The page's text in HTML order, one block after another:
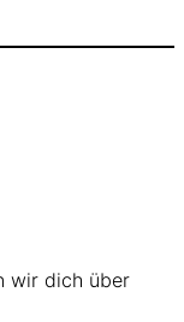
wir dich über